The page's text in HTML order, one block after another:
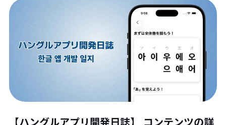
【ハングルアプリ開発日誌】 コンテンツの詳